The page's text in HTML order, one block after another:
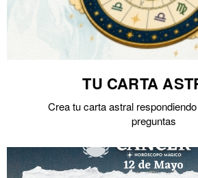
TU CARTA
Crea tu carta astral
preguntas